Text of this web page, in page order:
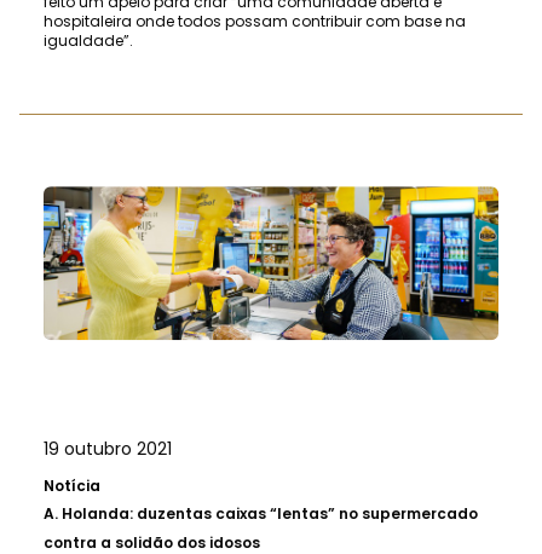
hospitaleira onde todos possam contribuir com base na
igualdade”.
19 outubro 2021
Notícia
A. Holanda: duzentas caixas “lentas” no supermercado
contra a solidão dos idosos